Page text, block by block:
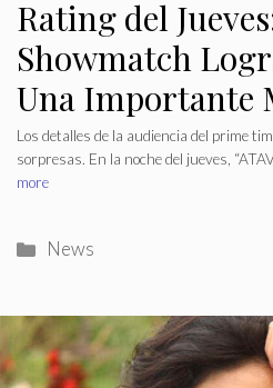
Rating del
Showmatch
Una Importante
Los detalles de la audiencia del prime
sorpresas. En la noche del jueves,
more
Categories
News